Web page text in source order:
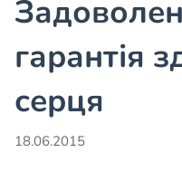
гарантія
серця
18.06.2015